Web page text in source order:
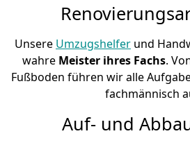
Unsere Umzugshelfer und
wahre Meister ihres Fachs.
Fußboden führen wir alle
fachmännisch
Auf- und